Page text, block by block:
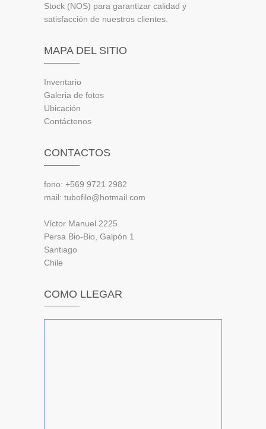
Stock (NOS) para garantizar calidad y
satisfacción de nuestros clientes.
MAPA DEL SITIO
Inventario
Galeria de fotos
Ubicación
Contáctenos
CONTACTOS
fono: +569 9721 2982
mail: tubofilo@hotmail.com
Víctor Manuel 2225
Persa Bio-Bio, Galpón 1
Santiago
Chile
COMO LLEGAR